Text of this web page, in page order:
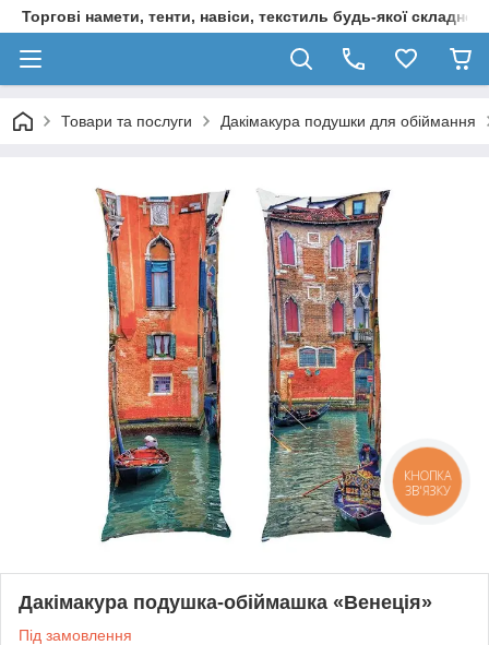
Торгові намети, тенти, навіси, текстиль будь-якої
Товари та послуги Дакімакура подушки для обіймання
Дакімакура подушка-обіймашка «Венеція»
Під замовлення
КНОПКА
ЗВ'ЯЗКУ